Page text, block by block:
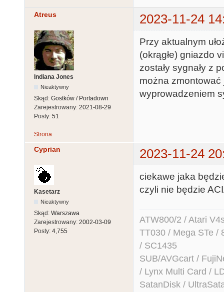
Atreus 2023-11-24
Indiana Jones
Nieaktywny
Skąd: Gostków / Portadown
Zarejestrowany: 2021-08-29
Posty: 51
Przy aktualnym
(okrągłe) gniazdo
zostały sygnały z
można
wyprowadzeniem
Strona
Cyprian 2023-11-24
Kasetarz
Nieaktywny
Skąd: Warszawa
Zarejestrowany: 2002-03-09
Posty: 4,755
ciekawe jaka
czyli nie będzie
ATW800/2 / Atari
TT030 / Mega STe /
/ SC1435
SUB/AVGcart /
/ Lynx Multi Card /
SatanDisk /